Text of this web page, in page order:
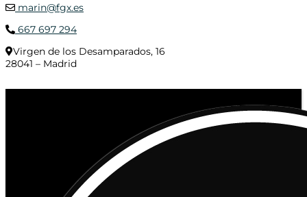
marin@fgx.es
667 697 294
Virgen de los Desamparados, 16
28041 – Madrid